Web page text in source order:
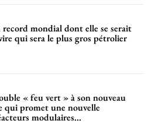
mondial dont elle se serait
qui sera le plus gros pétrolier
« feu vert » à son nouveau
qui promet une nouvelle
modulaires...